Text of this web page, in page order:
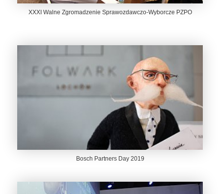
XXXI Walne Zgromadzenie Sprawozdawczo-Wyborcze PZPO
Bosch Partners Day 2019